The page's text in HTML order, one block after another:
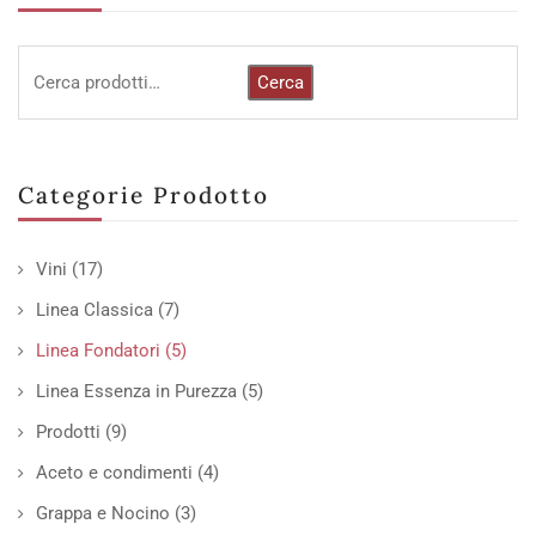
Cerca
Categorie Prodotto
Vini (17)
Linea Classica (7)
Linea Fondatori (5)
Linea Essenza in Purezza (5)
Prodotti (9)
Aceto e condimenti (4)
Grappa e Nocino (3)